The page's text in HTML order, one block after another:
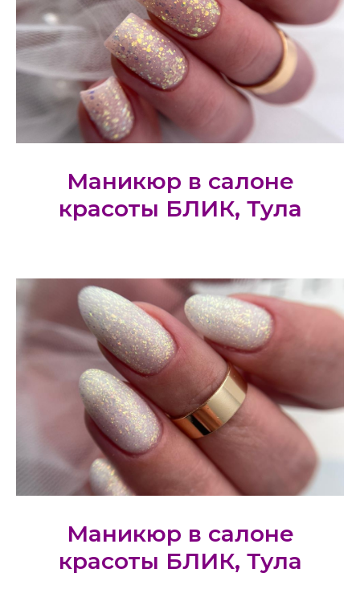
Маникюр в салоне
красоты БЛИК, Тула
Маникюр в салоне
красоты БЛИК, Тула